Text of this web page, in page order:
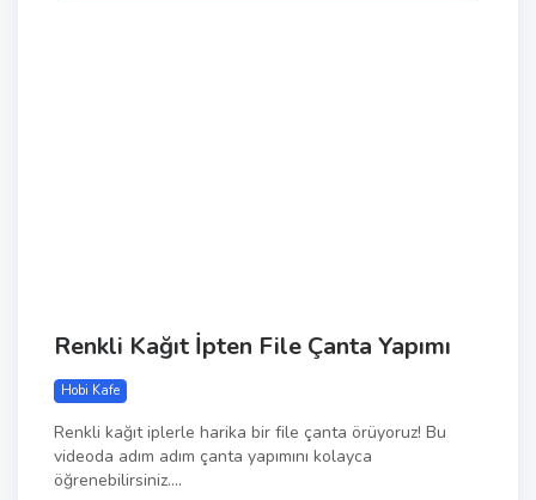
Renkli Kağıt İpten File Çanta Yapımı
Hobi Kafe
Renkli kağıt iplerle harika bir file çanta örüyoruz! Bu
videoda adım adım çanta yapımını kolayca
öğrenebilirsiniz....